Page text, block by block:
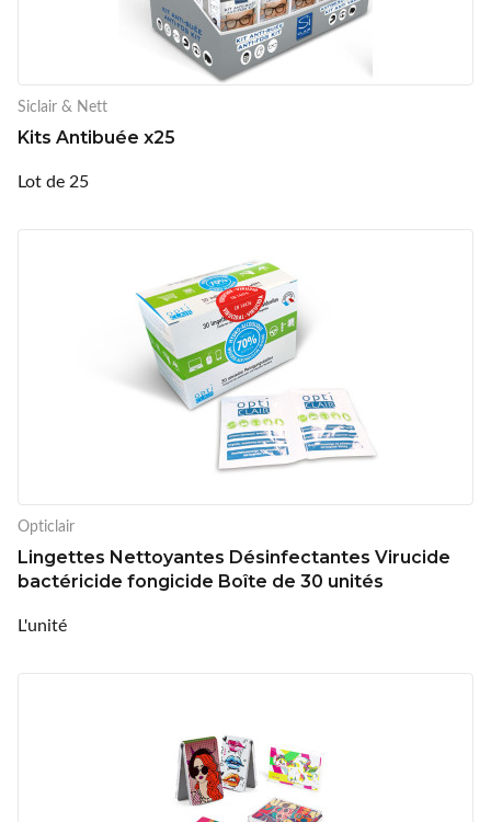
Siclair & Nett
Kits Antibuée x25
Lot de 25
Opticlair
Lingettes Nettoyantes Désinfectantes Virucide
bactéricide fongicide Boîte de 30 unités
L'unité